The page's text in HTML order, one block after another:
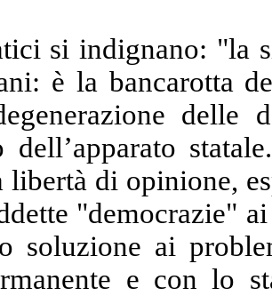
si indignano: "la
è la bancarotta
delle
dell’apparato
di opinione,
"democrazie"
soluzione ai
e con lo